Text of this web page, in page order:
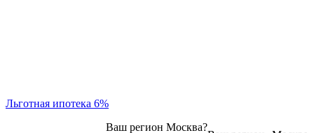
Льготная ипотека 6%
Ваш регион Москва?